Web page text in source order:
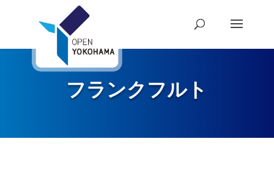
フランクフルト